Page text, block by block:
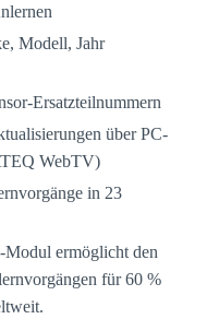
Modell, Jahr
Ersatzteilnummern
über PC-
WebTV)
in 23
ermöglicht den
für 60 %